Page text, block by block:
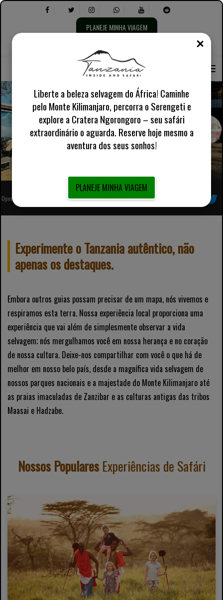
PLANEJE MINHA VIAGEM
seguinte:
Informações Práticas
Experiências de Safári Tanzania
Operador turístico local africano totalmente registrado Siga-nos
Experimente o Tanzania autêntico, não
apenas os destaques.
Embora outros guias possam precisar de um mapa, nós vivemos e
respiramos esta terra. Nossa experiência local proporciona uma
experiência que vai além de simplesmente observar a vida
selvagem; nós mergulhamos você em nossa herança e no coração
de nossa cultura. Deixe-nos compartilhar com você o que há de
melhor em nosso belo país, desde a magnífica vida selvagem de
nossos parques nacionais e a majestade do Monte Kilimanjaro até
as praias imaculadas de Zanzibar e as culturas antigas das tribos
Maasai e Hadzabe.
Nossos PopularesExperiências de Safári
Liberte a beleza selvagem do África! Caminhe
pelo Monte Kilimanjaro, percorra o Serengeti e
explore a Cratera Ngorongoro – seu safári
extraordinário o aguarda. Reserve hoje mesmo a
aventura dos seus sonhos!
PLANEJE MINHA VIAGEM